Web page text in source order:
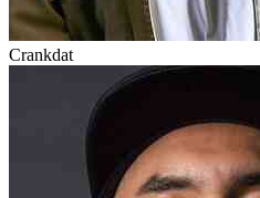
Crankdat